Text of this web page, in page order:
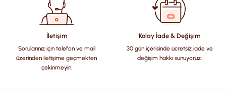
Ürün fiyatı diğer sitelerden daha pahalı.
Bu ürüne benzer farklı alternatifler olmalı.
İletişim
Sorularınız için telefon ve mail
üzerinden iletişime geçmekten
çekinmeyin.
Kolay İade & Değişim
30 gün içerisinde ücretsiz iade ve
değişim hakkı sunuyoruz.